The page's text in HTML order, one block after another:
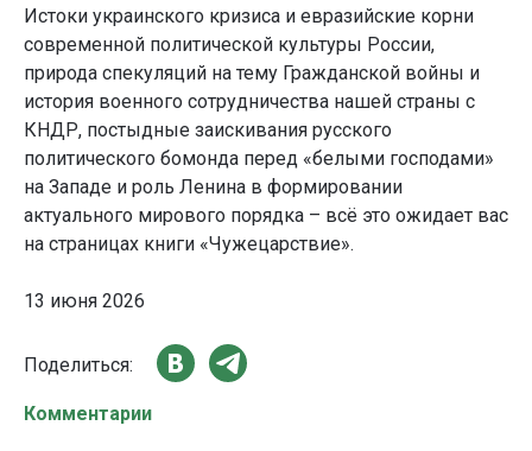
Истоки украинского кризиса и евразийские корни
современной политической культуры России,
природа спекуляций на тему Гражданской войны и
история военного сотрудничества нашей страны с
КНДР, постыдные заискивания русского
политического бомонда перед «белыми господами»
на Западе и роль Ленина в формировании
актуального мирового порядка – всё это ожидает вас
на страницах книги «Чужецарствие».
13 июня 2026
Поделиться:
Комментарии